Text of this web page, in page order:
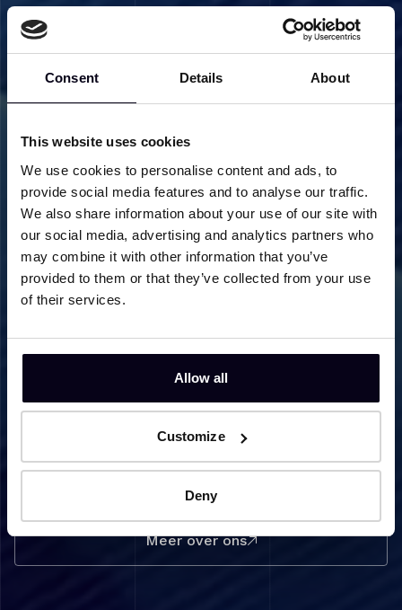
Consent Details About
This website uses cookies
We use cookies to personalise content and ads, to
provide social media features and to analyse our traffic.
We also share information about your use of our site with
our social media, advertising and analytics partners who
may combine it with other information that you’ve
provided to them or that they’ve collected from your use
of their services.
Allow all
Customize
Deny
Over ons
HFML-FELIX is een erkend
waar baanbrekend onderzoek wordt gedaan
(nieuwe) materialen en moleculen. Dit lukt
omstandigheden, waaronder zeer hoge
magneetvelden en krachtige vrije elektronen
lasers. Het is de enige plek ter wereld waar
deze twee technieken ook nog eens met
elkaar gecombineerd kunnen worden.
nationale samenwerking tussen de Radboud
Maastricht, Universiteit Twente, Universiteit
van Amsterdam, Universiteit Leiden, het
Radboudumc en de Rijksuniversiteit
Meer over ons